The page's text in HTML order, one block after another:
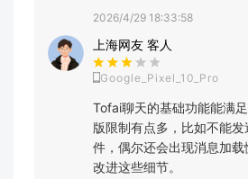
2026/4/29 18:33:58
上海网友 客人
Google_Pixel_10_Pro
Tofai聊天的基础功能能满
版限制有点多，比如不能
件，偶尔还会出现消息加
改进这些细节。